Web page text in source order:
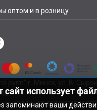
оптом и в розницу
сайт использует
запоминают ваши